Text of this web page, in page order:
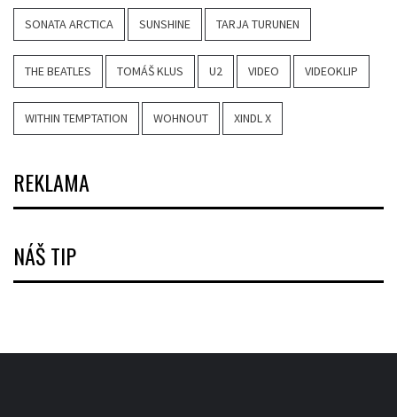
SONATA ARCTICA SUNSHINE TARJA TURUNEN
THE BEATLES TOMÁŠ KLUS U2 VIDEO VIDEOKLIP
WITHIN TEMPTATION WOHNOUT XINDL X
REKLAMA
NÁŠ TIP